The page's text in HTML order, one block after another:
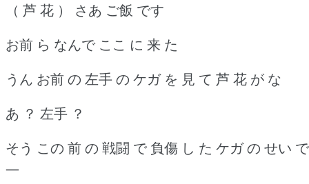
（ 芦 花 ） さあ ご飯 です
お前 ら なんで ここ に 来 た
うん お前 の 左手 の ケガ を 見 て 芦 花 が な
あ ？ 左手 ？
そう この 前 の 戦闘 で 負傷 し た ケガ の せい で
―